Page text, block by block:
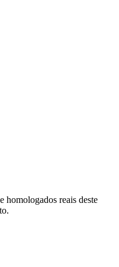
homologados reais deste